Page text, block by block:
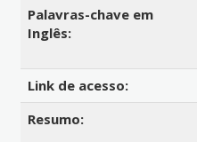
Palavras-chave em
Inglês:
Link de acesso:
Resumo: